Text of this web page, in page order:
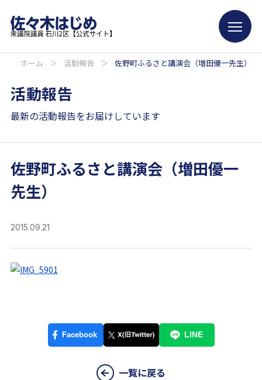
ホーム ＞ 活動報告 ＞ 佐野町ふるさと講演会（増田優一先生）
活動報告
最新の活動報告をお届けしています
佐野町ふるさと講演会（増田優一
先生）
2015.09.21
一覧に戻る